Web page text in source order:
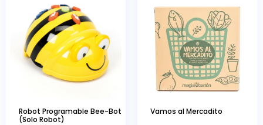
Robot Programable Bee-Bot
(Solo Robot)
Vamos al Mercadito